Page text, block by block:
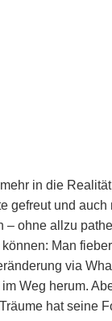
in die
gefreut und auch
– ohne allzu
Man
via
Weg herum.
hat seine